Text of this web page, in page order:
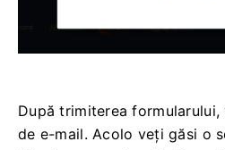
După trimiterea
de e-mail. Acolo veți găsi o